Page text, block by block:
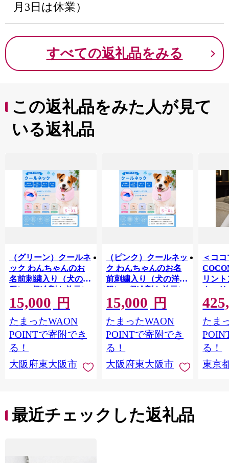
月3日は休業）
すべての返礼品をみる
この返礼品をみた人が見て
いる返礼品
（グリーン）クールネ
ック わんちゃんのお
名前刺繍入り（犬の洋
服） - 保冷剤を首元に
セット！厳しい夏のお
散歩におすすめ
15,000 円
たまったWAON
POINTで寄附でき
る！
大阪府東大阪市
（ピンク）クールネッ
ク わんちゃんのお名
前刺繍入り（犬の洋
服） - 保冷剤を首元に
セット！厳しい夏のお
散歩におすすめ
15,000 円
たまったWAON
POINTで寄附でき
る！
大阪府東大阪市
＜コ
リン
クス
たま
る！
東京
最近チェックした返礼品